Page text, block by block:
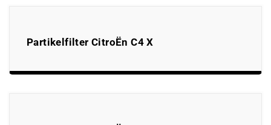
Partikelfilter CitroËn C4 X